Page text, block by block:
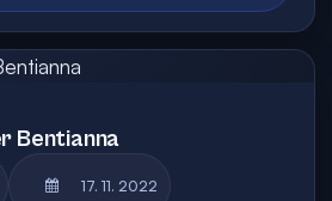
Bentianna
17. 11. 2022